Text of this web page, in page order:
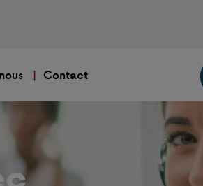
Contact